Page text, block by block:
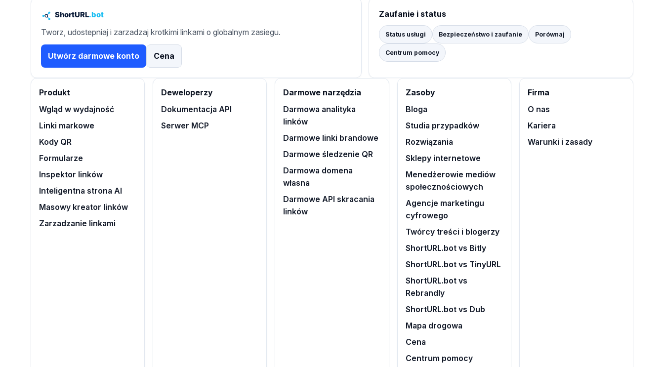
Tworz, udostepniaj i zarzadzaj krotkimi linkami o globalnym zasiegu.
Utwórz darmowe konto Cena
Zaufanie i status
Status usługi Bezpieczeństwo i zaufanie Porównaj
Centrum pomocy
Produkt
Wgląd w wydajność
Linki markowe
Kody QR
Formularze
Inspektor linków
Inteligentna strona AI
Masowy kreator linków
Zarzadzanie linkami
Deweloperzy
Dokumentacja API
Serwer MCP
Darmowe narzędzia
Darmowa analityka
linków
Darmowe linki brandowe
Darmowe śledzenie QR
Darmowa domena
własna
Darmowe API skracania
linków
Zasoby
Bloga
Studia przypadków
Rozwiązania
Sklepy internetowe
Menedżerowie mediów
społecznościowych
Agencje marketingu
cyfrowego
Twórcy treści i blogerzy
ShortURL.bot vs Bitly
ShortURL.bot vs TinyURL
ShortURL.bot vs
Rebrandly
ShortURL.bot vs Dub
Mapa drogowa
Cena
Centrum pomocy
Firma
O nas
Kariera
Warunki i zasady